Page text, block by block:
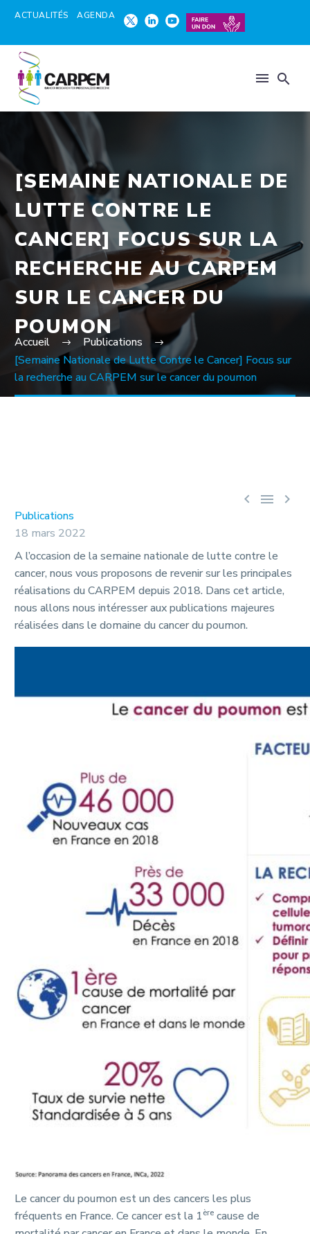
ACTUALITÉS AGENDA
[SEMAINE NATIONALE DE
LUTTE CONTRE LE
CANCER] FOCUS SUR LA
RECHERCHE AU CARPEM
SUR LE CANCER DU
POUMON
Accueil
Publications
[Semaine Nationale de Lutte Contre le Cancer] Focus sur
la recherche au CARPEM sur le cancer du poumon
  
Publications
18 mars 2022
A l’occasion de la semaine nationale de lutte contre le
cancer, nous vous proposons de revenir sur les principales
réalisations du CARPEM depuis 2018. Dans cet article,
nous allons nous intéresser aux publications majeures
réalisées dans le domaine du cancer du poumon.
Le cancer du poumon est un des cancers les plus
fréquents en France. Ce cancer est la 1ère cause de